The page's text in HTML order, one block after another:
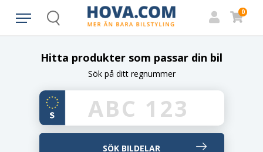
Search
0
Hitta produkter som passar din bil
Sök på ditt regnummer